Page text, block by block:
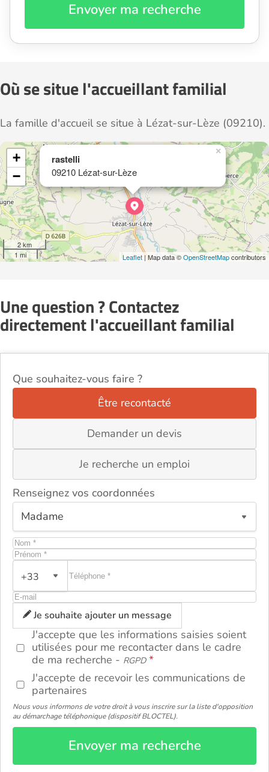
Envoyer ma recherche
Où se situe l'accueillant familial
La famille d'accueil se situe à Lézat-sur-Lèze (09210).
rastelli
09210 Lézat-sur-Lèze
×
+
−
2 km
1 mi
Leaflet| Map data ©OpenStreetMapcontributors
Une question ? Contactez
directement l'accueillant familial
Que souhaitez-vous faire ?
Être recontacté
Demander un devis
Je recherche un emploi
Renseignez vos coordonnées
+33
Je souhaite ajouter un message
J'accepte que les informations saisies soient
utilisées pour me recontacter dans le cadre
de ma recherche - RGPD
J'accepte de recevoir les communications de
partenaires
Nous vous informons de votre droit à vous inscrire sur la liste d'opposition
au démarchage téléphonique (dispositif BLOCTEL).
Envoyer ma recherche
ou